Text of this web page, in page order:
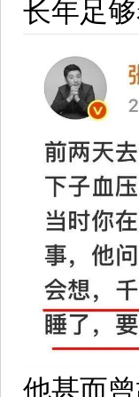
长年足
他甚而